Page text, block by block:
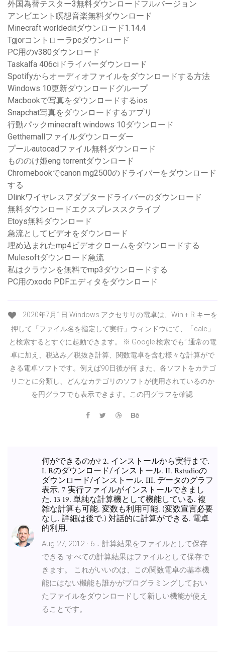
外国為替テスター3無料ダウンロードフルバージョン
アンビエント瞑想音楽無料ダウンロード
Minecraft worldeditダウンロード1.14.4
Tgjorコントローラpcダウンロード
PC用のv380ダウンロード
Taskalfa 406ciドライバーダウンロード
Spotifyからオーディオファイルをダウンロードする方法
Windows 10更新ダウンロードグループ
Macbookで写真をダウンロードするios
Snapchat写真をダウンロードするアプリ
行動パックminecraft windows 10ダウンロード
Getthemallファイルダウンローダー
プールautocadファイル無料ダウンロード
もののけ姫eng torrentダウンロード
Chromebookでcanon mg2500のドライバーをダウンロード
する
Dlinkワイヤレスアダプタードライバーのダウンロード
無料ダウンロードエクスプレススクライブ
Etoys無料ダウンロード
急流としてビデオをダウンロード
埋め込まれたmp4ビデオクロームをダウンロードする
Mulesoftダウンロード急流
私はクラウンを無料でmp3ダウンロードする
PC用のxodo PDFエディタをダウンロード
2020年7月1日 Windows アクセサリの電卓は、Win + R キーを
押して「ファイル名を指定して実行」ウィンドウにて、「calc」
と検索するとすぐに起動できます。 ※ Google 検索でも” 通常の電
卓に加え、税込み／税抜き計算、関数電卓を含む様々な計算がで
きる電卓ソフトです。例えば90日後が何 また、各ソフトをカテゴ
リごとに分類し、どんなカテゴリのソフトが使用されているのか
を円グラフでも表示できます。この円グラフを確認
何ができるのか? 2. インストールから実行まで.
I. Rのダウンロード/インストール. II. Rstudioの
ダウンロード/インストール. III. データのグラフ
表示. 7 実行ファイルがインストールできまし
た. 13 19. 単純な計算機として機能している. 複
雑な計算も可能. 変数も利用可能. (変数宣言必要
なし. 詳細は後で.) 対話的に計算ができる. 電卓
的利用.
Aug 27, 2012 · 6．計算結果をファイルとして保存
できる すべての計算結果はファイルとして保存で
きます。 これがいいのは、この関数電卓の基本機
能にはない機能も誰かがプログラミングしておい
たファイルをダウンロードして新しい機能が使え
ることです。